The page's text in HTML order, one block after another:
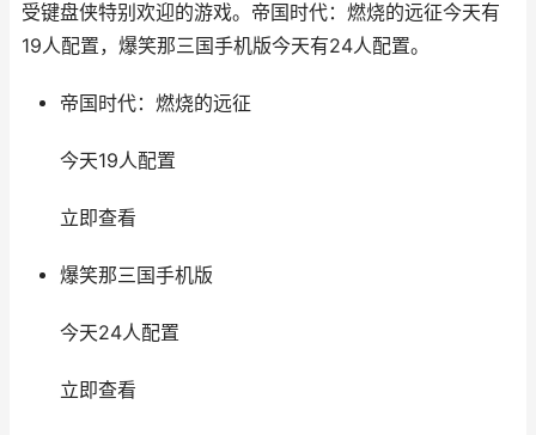
受键盘侠特别欢迎的游戏。帝国时代：燃烧的远征今天有
19人配置，爆笑那三国手机版今天有24人配置。
帝国时代：燃烧的远征
今天19人配置
立即查看
爆笑那三国手机版
今天24人配置
立即查看